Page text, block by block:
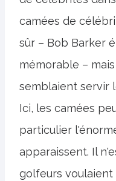
camées de
sûr – Bob Barker
mémorable –
semblaient servir
Ici, les camées
particulier
apparaissent. Il
golfeurs voulaient